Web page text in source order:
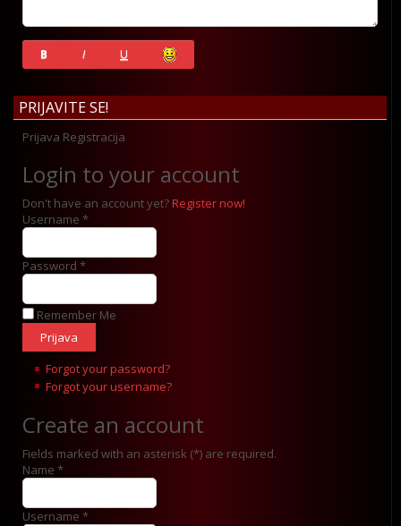
History
B I U
PRIJAVITE SE!
Prijava Registracija
Login to your account
Don't have an account yet?Register now!
Username *
Password *
Remember Me
Forgot your password?
Forgot your username?
Create an account
Fields marked with an asterisk (*) are required.
Name *
Username *